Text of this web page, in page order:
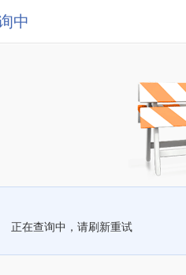
中
正在查询中，请刷新重试